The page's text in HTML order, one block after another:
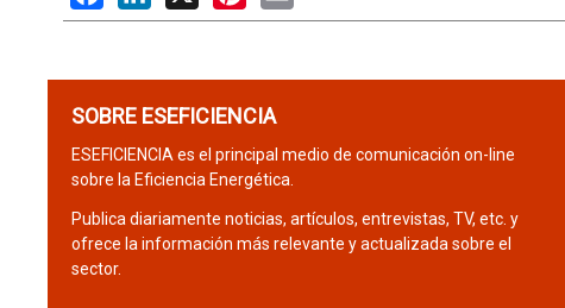
SOBRE ESEFICIENCIA
ESEFICIENCIA es el principal medio de comunicación on-line
sobre la Eficiencia Energética.
Publica diariamente noticias, artículos, entrevistas, TV, etc. y
ofrece la información más relevante y actualizada sobre el
sector.